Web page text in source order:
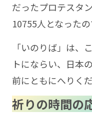
だったプロテスタ
10755人となったの
「いのりば」は、
トにならい、日本
前にともにへりく
祈りの時間の